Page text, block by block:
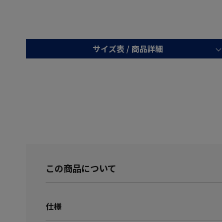
サイズ表 / 商品詳細
この商品について
仕様